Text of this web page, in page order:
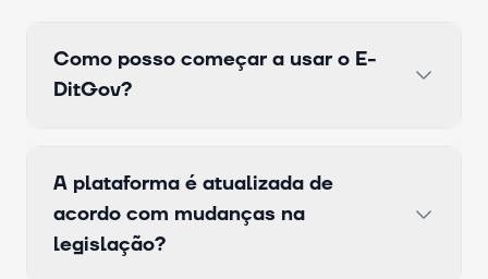
Como posso começar a usar o E-
DitGov?
A plataforma é atualizada de
acordo com mudanças na
legislação?